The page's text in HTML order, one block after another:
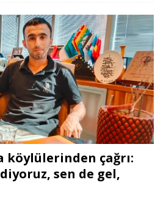
köylülerinden çağrı:
sen de gel,